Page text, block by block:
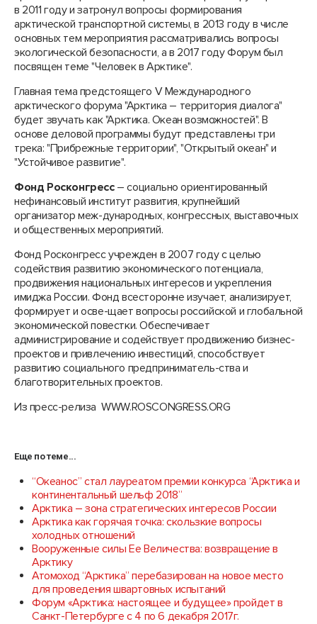
в 2011 году и затронул вопросы формирования
арктической транспортной системы, в 2013 году в числе
основных тем мероприятия рассматривались вопросы
экологической безопасности, а в 2017 году Форум был
посвящен теме "Человек в Арктике".
Главная тема предстоящего V Международного
арктического форума "Арктика – территория диалога"
будет звучать как "Арктика. Океан возможностей". В
основе деловой программы будут представлены три
трека: "Прибрежные территории", "Открытый океан" и
"Устойчивое развитие".
Фонд Росконгресс– социально ориентированный
нефинансовый институт развития, крупнейший
организатор меж-дународных, конгрессных, выставочных
и общественных мероприятий.
Фонд Росконгресс учрежден в 2007 году с целью
содействия развитию экономического потенциала,
продвижения национальных интересов и укрепления
имиджа России. Фонд всесторонне изучает, анализирует,
формирует и осве-щает вопросы российской и глобальной
экономической повестки. Обеспечивает
администрирование и содействует продвижению бизнес-
проектов и привлечению инвестиций, способствует
развитию социального предприниматель-ства и
благотворительных проектов.
Из пресс-релиза WWW.ROSCONGRESS.ORG
Еще по теме...
“Океанос” стал лауреатом премии конкурса “Арктика и
континентальный шельф 2018”
Арктика – зона стратегических интересов России
Арктика как горячая точка: скользкие вопросы
холодных отношений
Вооруженные силы Ее Величества: возвращение в
Арктику
Атомоход “Арктика” перебазирован на новое место
для проведения швартовных испытаний
Форум «Арктика: настоящее и будущее» пройдет в
Санкт-Петербурге с 4 по 6 декабря 2017г.